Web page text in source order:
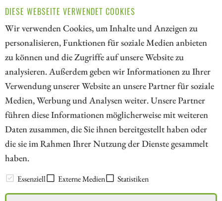
DIESE WEBSEITE VERWENDET COOKIES
Wir verwenden Cookies, um Inhalte und Anzeigen zu
personalisieren, Funktionen für soziale Medien anbieten
zu können und die Zugriffe auf unsere Website zu
analysieren. Außerdem geben wir Informationen zu Ihrer
Verwendung unserer Website an unsere Partner für soziale
Medien, Werbung und Analysen weiter. Unsere Partner
führen diese Informationen möglicherweise mit weiteren
Daten zusammen, die Sie ihnen bereitgestellt haben oder
die sie im Rahmen Ihrer Nutzung der Dienste gesammelt
haben.
Essenziell Externe Medien Statistiken
Nuklear-Brennstofflieferkette aufzubauen und können
entscheidende Meilensteine markieren.
ZUM KOMMENTAR
// kapitalerhoehungen.de - © 2026 - Die Informationsplattform für
Investoren und Unternehmen rund um Kapitalerhöhung, Kapitalmarkt
und Unternehmensfinanzierung
LEXIKON